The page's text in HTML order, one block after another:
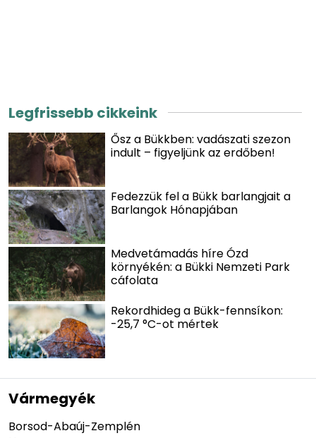
Legfrissebb cikkeink
Ősz a Bükkben: vadászati szezon
indult – figyeljünk az erdőben!
Fedezzük fel a Bükk barlangjait a
Barlangok Hónapjában
Medvetámadás híre Ózd
környékén: a Bükki Nemzeti Park
cáfolata
Rekordhideg a Bükk-fennsíkon:
-25,7 °C-ot mértek
Vármegyék
Borsod-Abaúj-Zemplén